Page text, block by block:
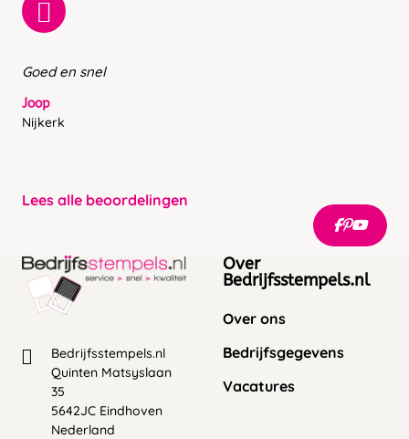
Goed en snel
Joop
Nijkerk
Lees alle beoordelingen
Bedrijfsstempels.nl
Quinten Matsyslaan
35
5642JC Eindhoven
Nederland
Over
Bedrijfsstempels.nl
Over ons
Bedrijfsgegevens
Vacatures